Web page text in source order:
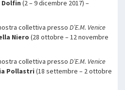
Dolfin (2 – 9 dicembre 2017) –
collettiva presso D’E.M. Venice
Niero (28 ottobre – 12 novembre
collettiva presso D’E.M. Venice
Pollastri (18 settembre – 2 ottobre